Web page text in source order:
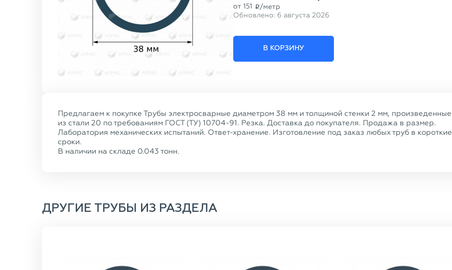
от 151 p /метр
Обновлено: 6 августа 2026
В КОРЗИНУ
Предлагаем к покупке Трубы электросварные диаметром 38 мм и толщиной стенки 2 мм, произведенные
из стали 20 по требованиям ГОСТ (ТУ) 10704-91. Резка. Доставка до покупателя. Продажа в размер.
Лаборатория механических испытаний. Ответ-хранение. Изготовление под заказ любых труб в короткие
сроки.
В наличии на складе 0.043 тонн.
ДРУГИЕ ТРУБЫ ИЗ РАЗДЕЛА